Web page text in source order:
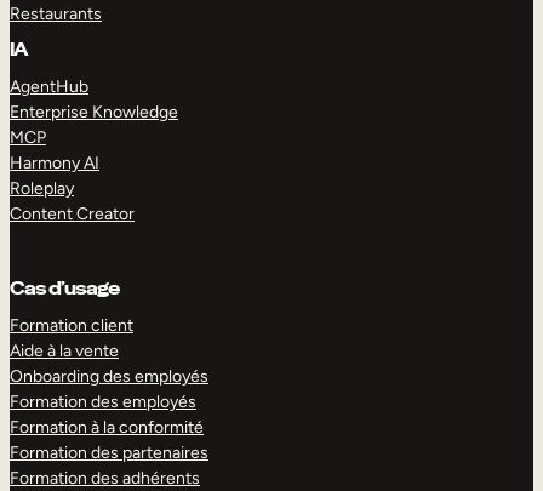
Restaurants
IA
AgentHub
Enterprise Knowledge
MCP
Harmony AI
Roleplay
Content Creator
Cas d’usage
Formation client
Aide à la vente
Onboarding des employés
Formation des employés
Formation à la conformité
Formation des partenaires
Formation des adhérents